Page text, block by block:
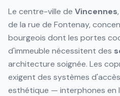
Le centre-ville de Vincennes
de la rue de Fontenay,
bourgeois dont les portes
d'immeuble nécessitent des
architecture soignée. Les
exigent des systèmes
esthétique — interphones en